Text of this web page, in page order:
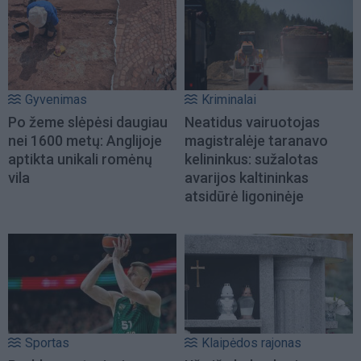
Gyvenimas
Po žeme slėpėsi daugiau
nei 1600 metų: Anglijoje
aptikta unikali romėnų
vila
Kriminalai
Neatidus vairuotojas
magistralėje taranavo
kelininkus: sužalotas
avarijos kaltininkas
atsidūrė ligoninėje
Sportas Klaipėdos rajonas